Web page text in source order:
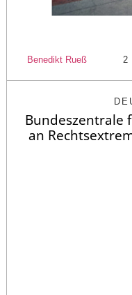
Benedikt Rueß 2
Bundeszentrale
an